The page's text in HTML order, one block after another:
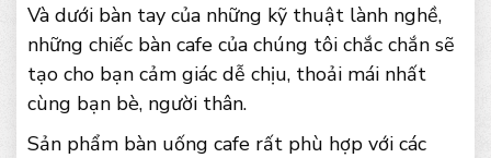
Và dưới bàn tay của những kỹ thuật lành nghề,
những chiếc bàn cafe của chúng tôi chắc chắn sẽ
tạo cho bạn cảm giác dễ chịu, thoải mái nhất
cùng bạn bè, người thân.
Sản phẩm bàn uống cafe rất phù hợp với các